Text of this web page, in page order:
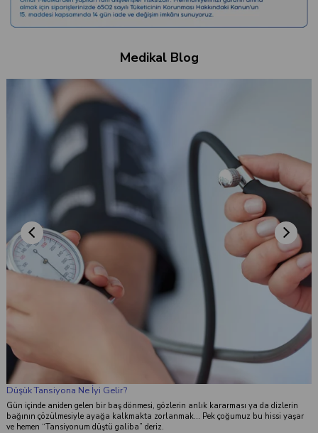
Medikal Blog
Düşük Tansiyona Ne İyi Gelir?
Gün içinde aniden gelen bir baş dönmesi, gözlerin anlık kararması ya da dizlerin
bağının çözülmesiyle ayağa kalkmakta zorlanmak... Pek çoğumuz bu hissi yaşar
ve hemen “Tansiyonum düştü galiba” deriz.